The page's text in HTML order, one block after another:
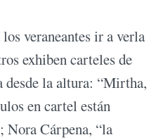
veraneantes ir a verla
exhiben carteles de
desde la altura: “Mirtha,
en cartel están
Nora Cárpena, “la